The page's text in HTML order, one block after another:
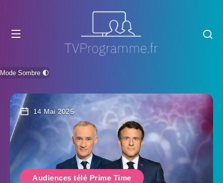
Mode Sombre 🌓
14 Mai 2025
Audiences télé Prime Time